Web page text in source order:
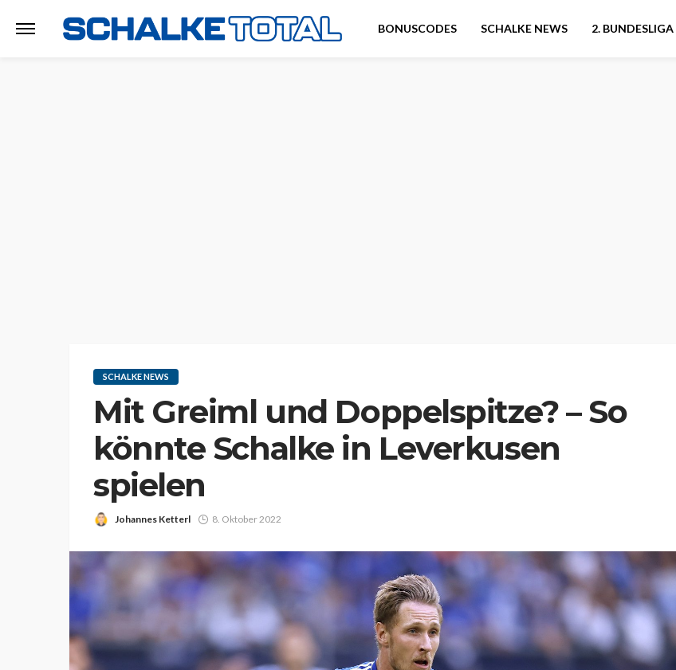
BONUSCODES SCHALKE NEWS 2. BUNDESLIGA
SCHALKE NEWS
Mit Greiml und Doppelspitze? – So
könnte Schalke in Leverkusen
spielen
Johannes Ketterl 8. Oktober 2022